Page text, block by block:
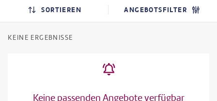
SORTIEREN ANGEBOTSFILTER
KEINE ERGEBNISSE
Keine passenden Angebote verfügbar